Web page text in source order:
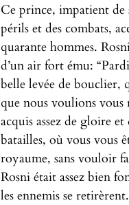
Ce prince, impatient
périls et des combats,
quarante hommes.
d’un air fort ému:
belle levée de bouclier,
que nous voulions vous
acquis assez de gloire
batailles, où vous vous
royaume, sans vouloir
Rosni était assez bien
les ennemis se